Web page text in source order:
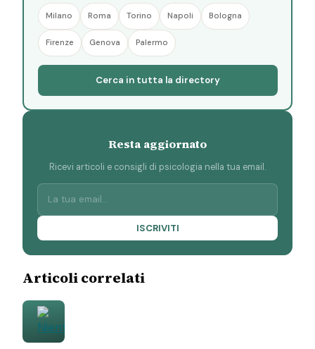
Milano Roma Torino Napoli Bologna
Firenze Genova Palermo
Cerca in tutta la directory
Resta aggiornato
Ricevi articoli e consigli di psicologia nella tua email.
ISCRIVITI
Articoli correlati